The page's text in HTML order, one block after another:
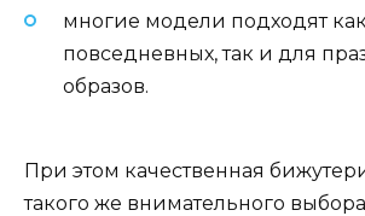
многие модели подходят
повседневных, так и для
образов.
При этом качественная
такого же внимательного